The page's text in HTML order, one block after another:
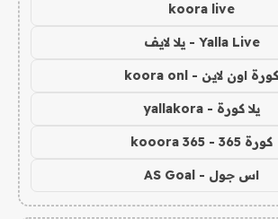
koora live
Yalla Live - يلا لايف
كورة اون لاين - koora onl
يلا كورة - yallakora
كورة 365 - kooora 365
اس جول - AS Goal